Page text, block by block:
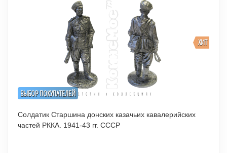
ВЫБОР ПОКУПАТЕЛЕЙ
ХИТ
Солдатик Старшина донских казачьих кавалерийских
частей РККА. 1941-43 гг. СССР